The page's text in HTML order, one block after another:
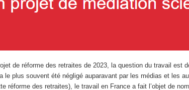
de réforme des retraites de 2023, la question du travail est
le plus souvent été négligé auparavant par les médias et les
réforme des retraites), le travail en France a fait l’objet de